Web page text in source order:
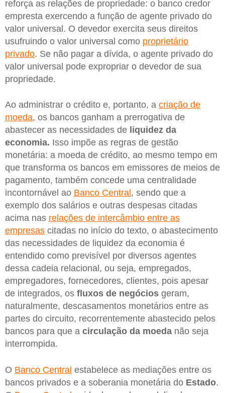
reforça as relações de propriedade: o banco credor
empresta exercendo a função de agente privado do
valor universal. O devedor exercita seus direitos
usufruindo o valor universal como proprietário
privado. Se não pagar a dívida, o agente privado do
valor universal pode expropriar o devedor de sua
propriedade.
Ao administrar o crédito e, portanto, a criação de
moeda, os bancos ganham a prerrogativa de
abastecer as necessidades de liquidez da
economia. Isso impõe as regras de gestão
monetária: a moeda de crédito, ao mesmo tempo em
que transforma os bancos em emissores de meios de
pagamento, também concede uma centralidade
incontornável ao Banco Central , sendo que a
exemplo dos salários e outras despesas citadas
acima nas relações de intercâmbio entre as
empresas citadas no início do texto, o abastecimento
das necessidades de liquidez da economia é
entendido como previsível por diversos agentes
dessa cadeia relacional, ou seja, empregados,
empregadores, fornecedores, clientes, pois apesar
de integrados, os fluxos de negócios geram,
naturalmente, descasamentos monetários entre as
partes do circuito, recorrentemente abastecido pelos
bancos para que a circulação da moeda não seja
interrompida.
O Banco Central estabelece as mediações entre os
bancos privados e a soberania monetária do Estado.